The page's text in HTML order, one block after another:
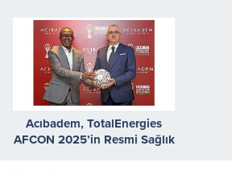
Acıbadem, TotalEnergies
AFCON 2025’in Resmi Sağlık